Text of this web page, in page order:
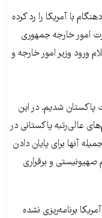
با آمریکا را رد کرده
امور خارجه جمهوری
ورود وزیر امور خارجه و
پاکستان شدیم. در این
عالی‌رتبه پاکستانی در
آنها برای پایان دادن
صهیونیستی و برقراری
برنامه‌ریزی نشده